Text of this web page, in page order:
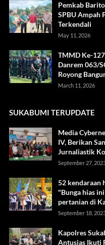
Pemkab
SPBU Ampah
Terkendali
May 11, 2026
TMMD Ke-
Danrem 063/
Royong
March 11, 2026
SUKABUMI TERUPDATE
Media
IV, Berikan
Jurnaliastik
September 27,
52 kendaraan
"Bunga hias
pertanian di
September 18,
Kapolres
Antusias Ikuti